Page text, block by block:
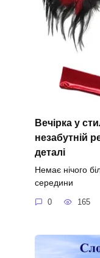
Вечірка у
незабутній
деталі
Немає нічого
середини
0 165